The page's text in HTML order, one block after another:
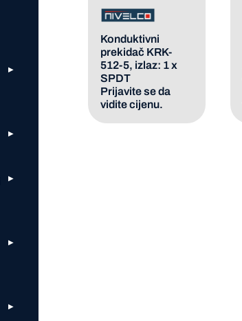
Konduktivni
prekidač KRK-
512-5, izlaz: 1 x
SPDT
Prijavite se da
vidite cijenu.